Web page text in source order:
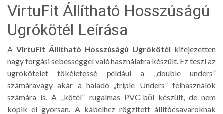
VirtuFit Állítható Hosszúságú
Ugrókötél Leírása
A VirtuFit Állítható Hosszúságú Ugrókötél kifejezetten
nagy forgási sebességgel való használatra készült. Ez teszi az
ugrókötelet tökéletessé például a „double unders”
számáravagy akár a haladó „triple Unders” felhasználók
számára is. A „kötél” rugalmas PVC-ből készült, de nem
kopik el gyorsan. A kábelhez rögzített állítócsavaroknak